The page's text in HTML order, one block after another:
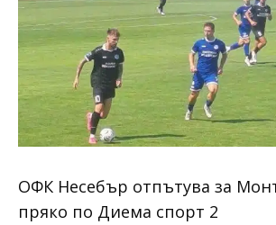
ОФК Несебър отпътува за
пряко по Диема спорт 2